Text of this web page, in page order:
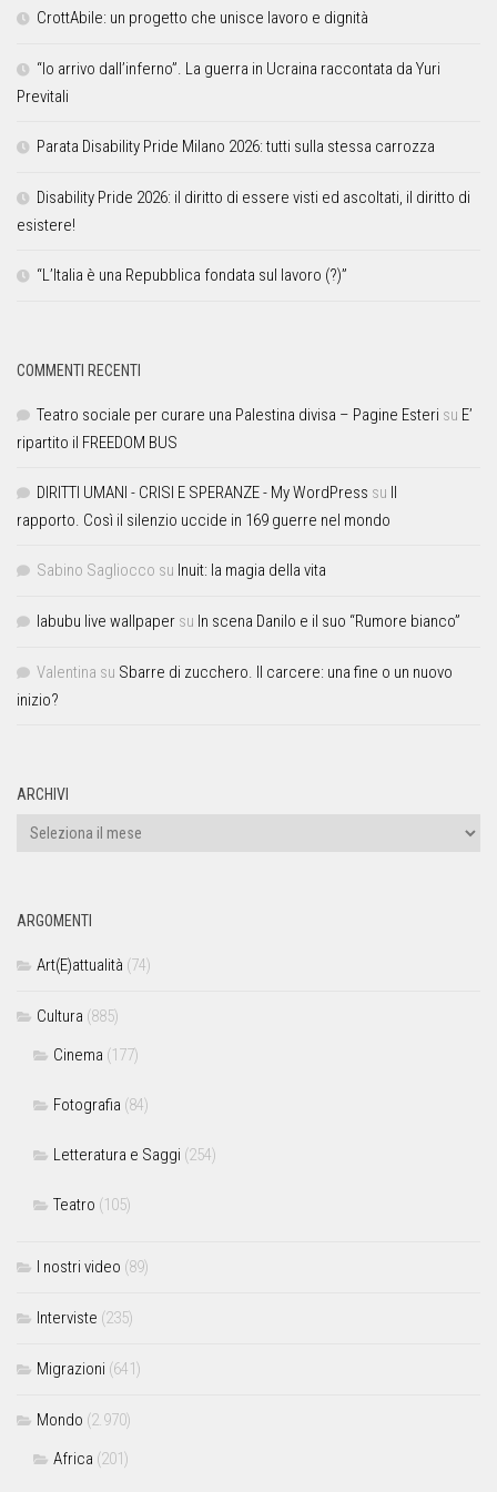
CrottAbile: un progetto che unisce lavoro e dignità
“Io arrivo dall’inferno”. La guerra in Ucraina raccontata da Yuri
Previtali
Parata Disability Pride Milano 2026: tutti sulla stessa carrozza
Disability Pride 2026: il diritto di essere visti ed ascoltati, il diritto di
esistere!
“L’Italia è una Repubblica fondata sul lavoro (?)”
COMMENTI RECENTI
Teatro sociale per curare una Palestina divisa – Pagine Esteri su E’
ripartito il FREEDOM BUS
DIRITTI UMANI - CRISI E SPERANZE - My WordPress su Il
rapporto. Così il silenzio uccide in 169 guerre nel mondo
Sabino Sagliocco su Inuit: la magia della vita
labubu live wallpaper su In scena Danilo e il suo “Rumore bianco”
Valentina su Sbarre di zucchero. Il carcere: una fine o un nuovo
inizio?
ARCHIVI
ARGOMENTI
Art(E)attualità (74)
Cultura (885)
Cinema (177)
Fotografia (84)
Letteratura e Saggi (254)
Teatro (105)
I nostri video (89)
Interviste (235)
Migrazioni (641)
Mondo (2.970)
Africa (201)